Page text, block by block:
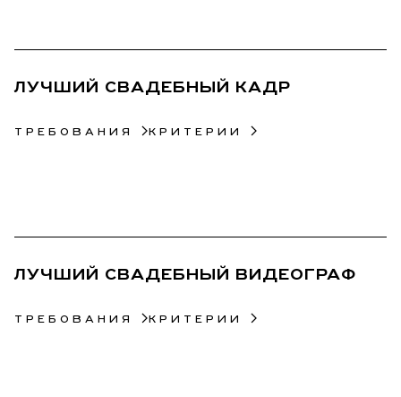
ЛУЧШИЙ СВАДЕБНЫЙ КАДР
ТРЕБОВАНИЯ КРИТЕРИИ
ЛУЧШИЙ СВАДЕБНЫЙ ВИДЕОГРАФ
ТРЕБОВАНИЯ КРИТЕРИИ